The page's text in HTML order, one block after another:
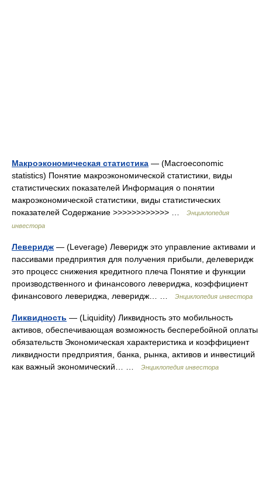
Макроэкономическая статистика — (Macroeconomic
statistics) Понятие макроэкономической статистики, виды
статистических показателей Информация о понятии
макроэкономической статистики, виды статистических
показателей Содержание >>>>>>>>>>>> …
Энциклопедия
инвестора
Леверидж — (Leverage) Леверидж это управление активами и
пассивами предприятия для получения прибыли, делеверидж
это процесс снижения кредитного плеча Понятие и функции
производственного и финансового левериджа, коэффициент
финансового левериджа, леверидж… …
Энциклопедия инвестора
Ликвидность — (Liquidity) Ликвидность это мобильность
активов, обеспечивающая возможность бесперебойной оплаты
обязательств Экономическая характеристика и коэффициент
ликвидности предприятия, банка, рынка, активов и инвестиций
как важный экономический… …
Энциклопедия инвестора